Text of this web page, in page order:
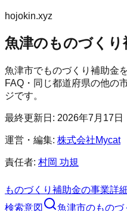
hojokin.xyz
魚津のものづくり
魚津市でものづくり補助金
FAQ・同じ都道府県の他の
ジです。
最終更新日: 2026年7月17日
運営・編集: 株式会社Mycat
責任者: 村岡 功規
ものづくり補助金の事業詳
検索意図
魚津市のもの